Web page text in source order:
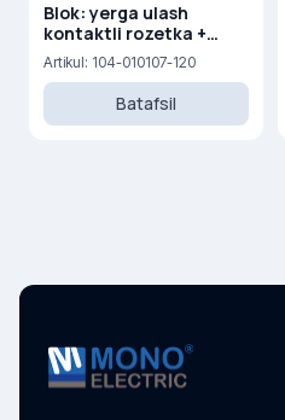
Blok: yerga ulash
kontaktli rozetka +
yerga ulash kontaktli
rozetka, 16A, 250V
Artikul: 104-010107-120
Batafsil